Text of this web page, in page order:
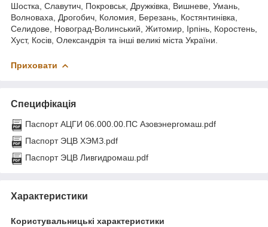
Шостка, Славутич, Покровськ, Дружківка, Вишневе, Умань,
Волноваха, Дрогобич, Коломия, Березань, Костянтинівка,
Селидове, Новоград-Волинський, Житомир, Ірпінь, Коростень,
Хуст, Косів, Олександрія та інші великі міста України.
Приховати
Специфікація
Паспорт АЦГИ 06.000.00.ПС Азовэнергомаш.pdf
Паспорт ЭЦВ ХЭМЗ.pdf
Паспорт ЭЦВ Ливгидромаш.pdf
Характеристики
Користувальницькі характеристики